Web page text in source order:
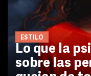
ESTILO
Lo que la
sobre las